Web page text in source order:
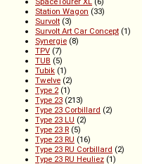
Station Wagon (33)
Survolt (3)
Survolt Art Car Concept (1)
Synergie (8)
TPV (7)
TUB (5)
Tubik (1)
Twelve (2)
Type 2 (1)
Type 23 (213)
Type 23 Corbillard (2)
Type 23 LU (2)
Type 23 R (5)
Type 23 RU (16)
Type 23 RU Corbillard (2)
Type 23 RU Heuliez (1)